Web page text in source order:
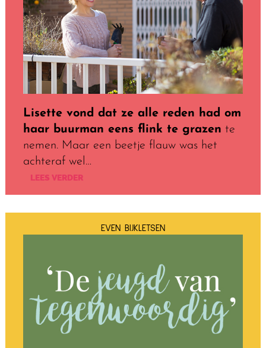
Lisette vond dat ze alle reden had om
haar buurman eens flink te grazen te
nemen. Maar een beetje flauw was het
achteraf wel…
LEES VERDER
EVEN BIJKLETSEN